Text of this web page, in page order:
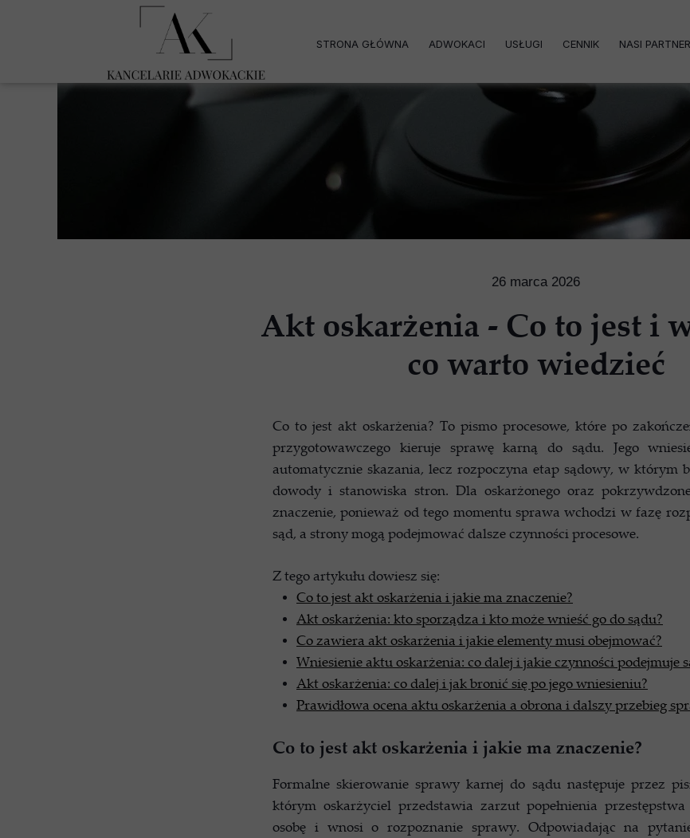
STRONA GŁÓWNA ADWOKACI
Adrian Książek
USŁUGI
Prawo
Wsparcie
CENNIK NASI
Co to jest akt oskarżenia? To pismo procesowe, które po
przygotowawczego kieruje sprawę karną do sądu. Jego
automatycznie skazania, lecz rozpoczyna etap sądowy, w którym
dowody i stanowiska stron. Dla oskarżonego oraz
znaczenie, ponieważ od tego momentu sprawa wchodzi w fazę
sąd, a strony mogą podejmować dalsze czynności procesowe.
Z tego artykułu dowiesz się:
Co to jest akt oskarżenia i jakie ma znaczenie?
Akt oskarżenia: kto sporządza i kto może wnieść go do sądu?
Co zawiera akt oskarżenia i jakie elementy musi obejmować?
Wniesienie aktu oskarżenia: co dalej i jakie czynności podejmuje
Akt oskarżenia: co dalej i jak bronić się po jego wniesieniu?
Prawidłowa ocena aktu oskarżenia a obrona i dalszy przebieg
Co to jest akt oskarżenia i jakie ma znaczenie?
Formalne skierowanie sprawy karnej do sądu następuje przez
którym oskarżyciel przedstawia zarzut popełnienia
osobę i wnosi o rozpoznanie sprawy. Odpowiadając na
Akt oskarżenia - Co to jest i
co warto wiedzieć
26 marca 2026